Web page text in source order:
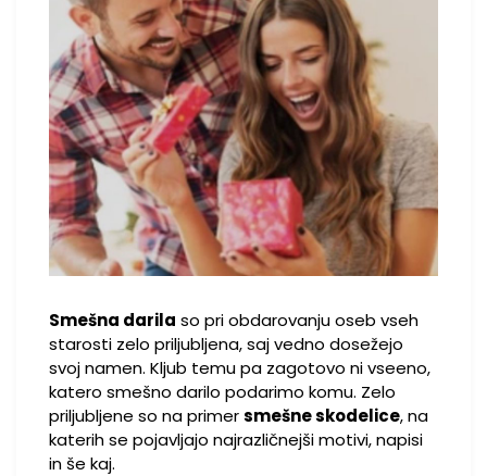
Smešna darila so pri obdarovanju oseb vseh
starosti zelo priljubljena, saj vedno dosežejo
svoj namen. Kljub temu pa zagotovo ni vseeno,
katero smešno darilo podarimo komu. Zelo
priljubljene so na primersmešne skodelice, na
katerih se pojavljajo najrazličnejši motivi, napisi
in še kaj.